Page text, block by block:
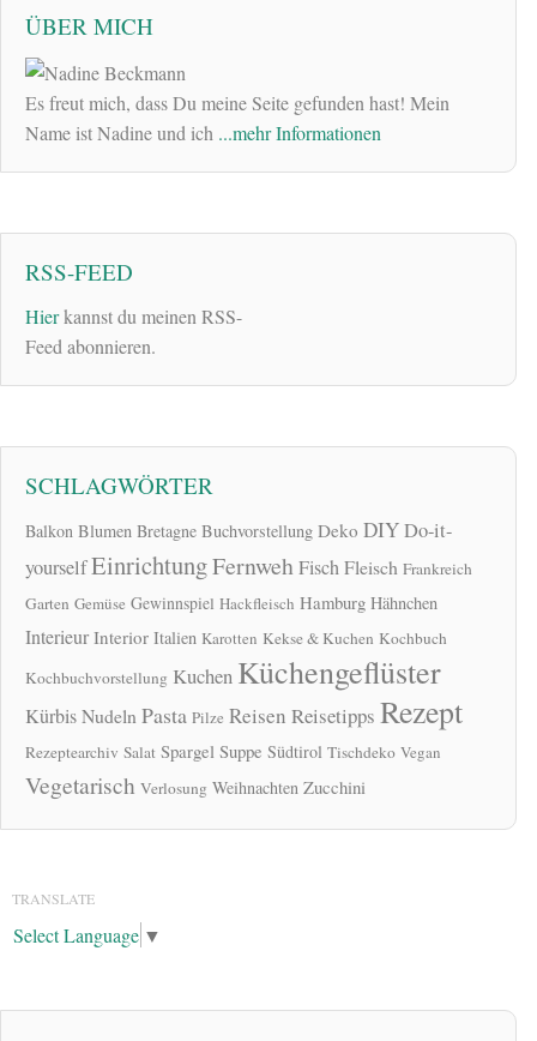
ÜBER MICH
Es freut mich, dass Du meine Seite gefunden hast! Mein
Name ist Nadine und ich ...mehr Informationen
RSS-FEED
Hierkannst du meinen RSS-
Feed abonnieren.
SCHLAGWÖRTER
Balkon Blumen Bretagne Buchvorstellung Deko DIYDo-it-
yourselfEinrichtungFernwehFischFleisch Frankreich
Garten Gemüse Gewinnspiel Hackfleisch Hamburg Hähnchen
Interieur Interior Italien Karotten Kekse & Kuchen Kochbuch
Kochbuchvorstellung Kuchen Küchengeflüster
KürbisNudeln Pasta Pilze Reisen Reisetipps Rezept
Rezeptearchiv Salat Spargel Suppe Südtirol Tischdeko Vegan
Vegetarisch Verlosung Weihnachten Zucchini
TRANSLATE
Select Language ▼